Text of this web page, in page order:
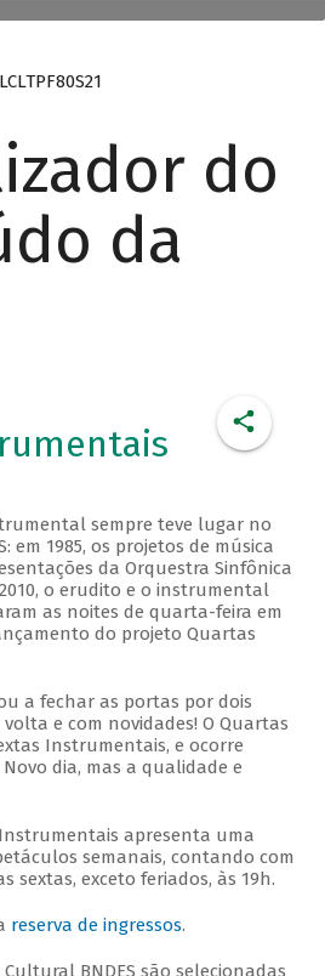
do
da
sempre teve lugar no
em 1985, os projetos de música
da Orquestra Sinfônica
2010, o erudito e o instrumental
as noites de quarta-feira em
do projeto Quartas
a fechar as portas por dois
e com novidades! O Quartas
Instrumentais, e ocorre
dia, mas a qualidade e
apresenta uma
semanais, contando com
sextas, exceto feriados, às 19h.
reserva de ingressos.